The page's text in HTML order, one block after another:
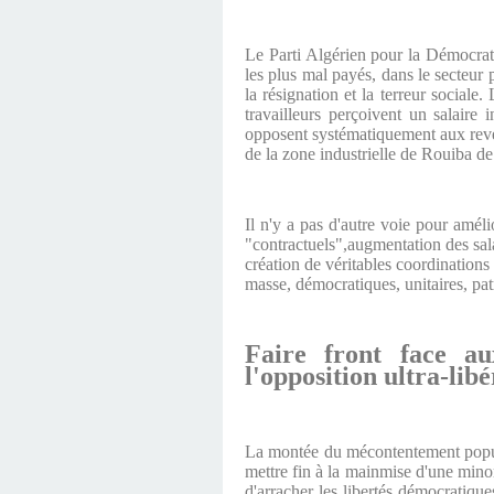
Le Parti Algérien pour la
les plus mal payés, dans le
la résignation et la terreur sociale.
travailleurs perçoivent un salaire
opposent systématiquement aux
de la zone industrielle de Rouiba
Il n'y a pas d'autre voie pour
"contractuels",augmentation des
création de véritables
masse, démocratiques, unitaires,
Faire front face
l'opposition ultra-
La montée du mécontentement
mettre fin à la mainmise d'une